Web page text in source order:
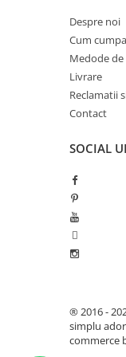
Fluturi-Pasari-Animale
Despre noi
Cum
Medode
Livrare
Reclamatii
Contact
SOCIAL
® 2016 -
simplu
commerce